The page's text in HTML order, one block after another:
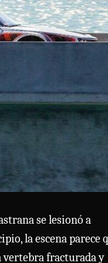
se lesionó a
la escena parece
vertebra fracturada y